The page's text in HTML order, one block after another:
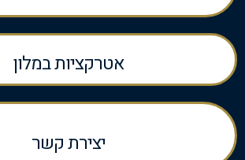
אטרקציות במלון
יצירת קשר